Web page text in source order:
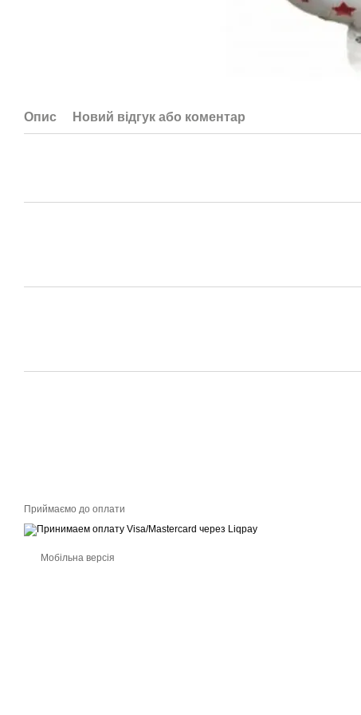
Опис Новий відгук або коментар
Приймаємо до оплати
Мобільна версія